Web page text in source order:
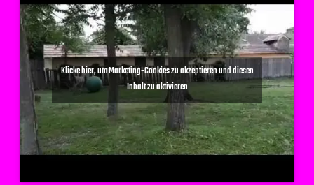
Klicke hier, um Marketing-Cookies zu akzeptieren und diesen
Inhalt zu aktivieren